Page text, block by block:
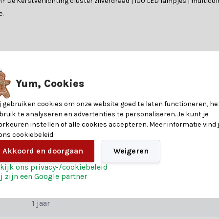
over de materialen en eigenschappen van dit product. Heb je
heeft. Of je nu op zoek bent naar betoverende verlichting,
Heb je hulp nodig? Onze klantenservice biedt persoonlijk
van de extra voordelen:
100
100
Multicolor
1 jaar
Yum, Cookies
gebruiken cookies om onze website goed te laten functioneren,
te analyseren en advertenties te personaliseren. Je kunt je
instellen of alle cookies accepteren. Meer informatie vind
cookiebeleid.
Akkoord en doorgaan
Weigeren
ons privacy-/cookiebeleid
zijn een Google partner